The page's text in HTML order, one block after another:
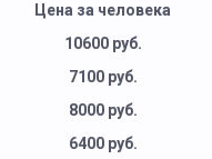
Цена за человека
10600 руб.
7100 руб.
8000 руб.
6400 руб.